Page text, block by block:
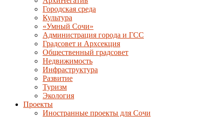
Городская среда
Культура
«Умный Сочи»
Администрация города и ГСС
Градсовет и Архсекция
Общественный градсовет
Недвижимость
Инфраструктура
Развитие
Туризм
Экология
Проекты
Иностранные проекты для Сочи